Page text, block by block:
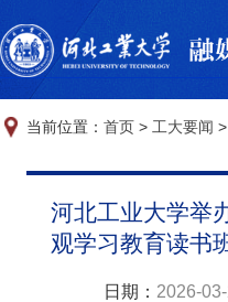
当前位置：首页 > 工大要闻 >
河北工业大学举
观学习教育读书
日期： 2026-